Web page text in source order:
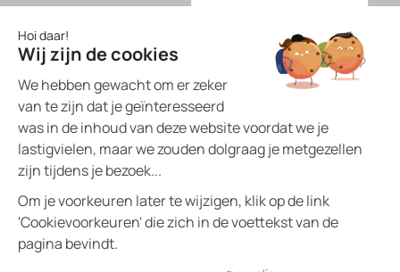
Duitsland
Zollhof 8
D-40221 Düsseldorf
+49 211 9425160 0
BVI.EU - ©2026All rights reserved
Made by
proptell
Privacybeleid
Cookiespolicy